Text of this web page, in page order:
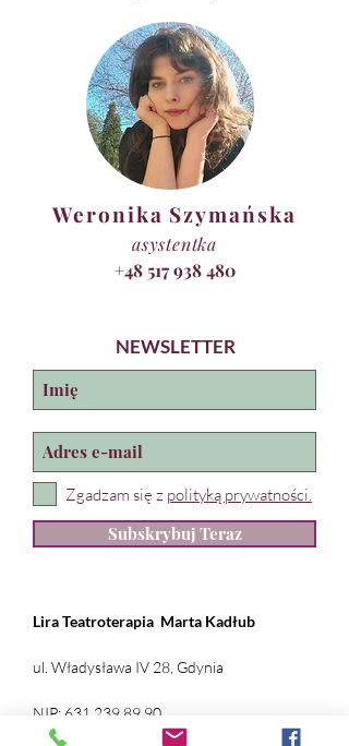
Weronika Szymańska
asystentka
+48 517 938 480
NEWSLETTER
Zgadzam się z polityką prywatności.
Subskrybuj Teraz
Lira Teatroterapia Marta Kadłub
ul. Władysława IV 28, Gdynia
NIP: 631 239 89 90